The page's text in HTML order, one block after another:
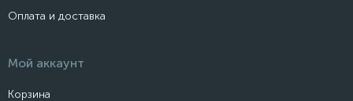
Оплата и доставка
Мой аккаунт
Корзина